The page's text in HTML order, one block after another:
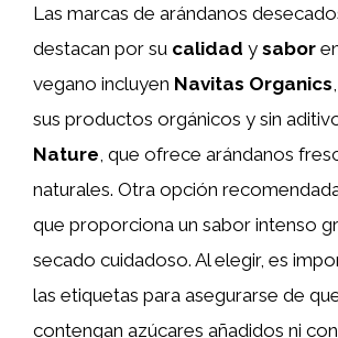
Las marcas de arándanos
destacan por su calidad y sabor
vegano incluyen Navitas Organics
sus productos orgánicos y sin
Nature , que ofrece arándanos
naturales. Otra opción
que proporciona un sabor intenso
secado cuidadoso. Al elegir, es
las etiquetas para asegurarse de
contengan azúcares añadidos ni